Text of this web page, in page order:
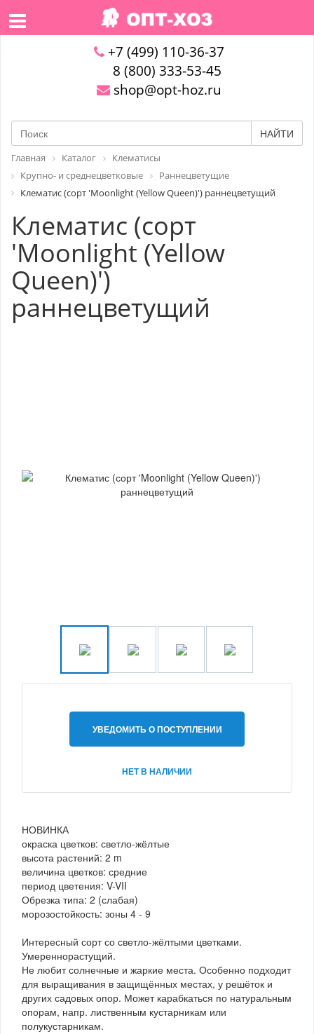
+7 (499) 110-36-37
8 (800) 333-53-45
shop@opt-hoz.ru
НАЙТИ
Главная Каталог
Клематисы
Крупно- и среднецветковые
Раннецветущие
Клематис (сорт 'Moonlight (Yellow Queen)') раннецветущий
Клематис (сорт
'Moonlight (Yellow
Queen)')
раннецветущий
УВЕДОМИТЬ О ПОСТУПЛЕНИИ
НЕТ В НАЛИЧИИ
НОВИНКА
окраска цветков: светло-жёлтые
высота растений: 2 m
величина цветков: средние
период цветения: V-VII
Обрезка типа: 2 (слабая)
морозостойкость: зоны 4 - 9
Интересный сорт со светло-жёлтыми цветками.
Умереннорастущий.
Не любит солнечные и жаркие места. Особенно подходит
для выращивания в защищённых местах, у решёток и
других садовых опор. Может карабкаться по натуральным
опорам, напр. лиственным кустарникам или
полукустарникам.